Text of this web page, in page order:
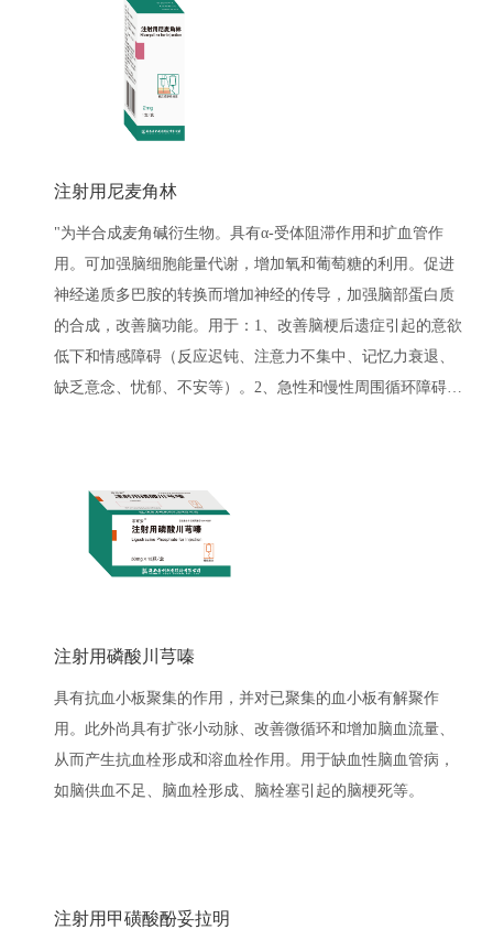
血管造影术（D.S.A）。泌尿系统造影术：静脉尿路造影。CT
检查中增强扫描。关节造影术
注射用尼麦角林
"为半合成麦角碱衍生物。具有α-受体阻滞作用和扩血管作
用。可加强脑细胞能量代谢，增加氧和葡萄糖的利用。促进
神经递质多巴胺的转换而增加神经的传导，加强脑部蛋白质
的合成，改善脑功能。用于：1、改善脑梗后遗症引起的意欲
低下和情感障碍（反应迟钝、注意力不集中、记忆力衰退、
缺乏意念、忧郁、不安等）。2、急性和慢性周围循环障碍
注射用磷酸川芎嗪
具有抗血小板聚集的作用，并对已聚集的血小板有解聚作
用。此外尚具有扩张小动脉、改善微循环和增加脑血流量、
从而产生抗血栓形成和溶血栓作用。用于缺血性脑血管病，
如脑供血不足、脑血栓形成、脑栓塞引起的脑梗死等。
注射用甲磺酸酚妥拉明